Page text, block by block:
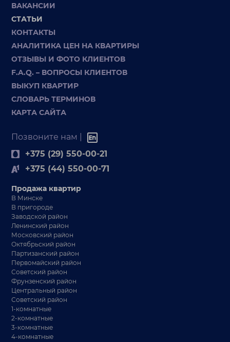
ВАКАНСИИ
СТАТЬИ
КОНТАКТЫ
АНАЛИТИКА ЦЕН НА КВАРТИРЫ
ОТЗЫВЫ И ФОТО КЛИЕНТОВ
F.A.Q. – ВОПРОСЫ КЛИЕНТОВ
ВЫКУП КВАРТИР
СЛОВАРЬ ТЕРМИНОВ
КАРТА САЙТА
Позвоните нам |
+375 (29) 550-00-21
+375 (44) 550-00-71
Продажа квартир
В Минске
В пригороде
Заводской район
Ленинский район
Московский район
Октябрьский район
Партизанский район
Первомайский район
Советский район
Фрунзенский район
Центральный район
Советский район
1-комнатные
2-комнатные
3-комнатные
4-комнатные